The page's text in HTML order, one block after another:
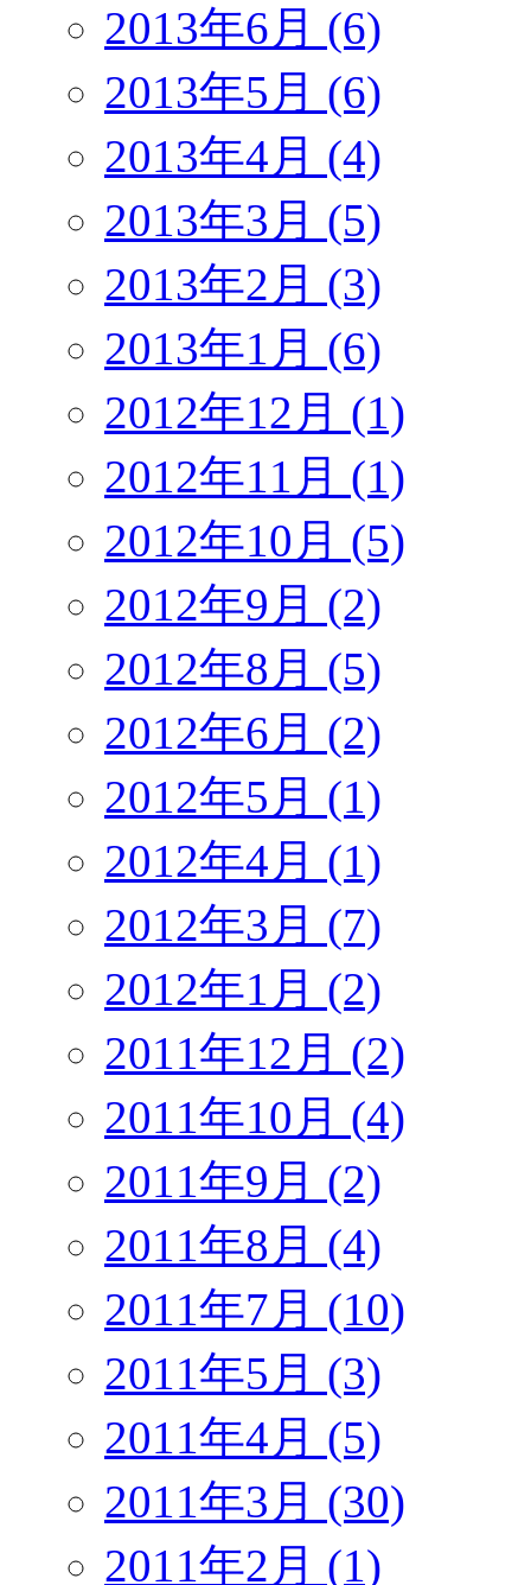
2013年6月 (6)
2013年5月 (6)
2013年4月 (4)
2013年3月 (5)
2013年2月 (3)
2013年1月 (6)
2012年12月 (1)
2012年11月 (1)
2012年10月 (5)
2012年9月 (2)
2012年8月 (5)
2012年6月 (2)
2012年5月 (1)
2012年4月 (1)
2012年3月 (7)
2012年1月 (2)
2011年12月 (2)
2011年10月 (4)
2011年9月 (2)
2011年8月 (4)
2011年7月 (10)
2011年5月 (3)
2011年4月 (5)
2011年3月 (30)
2011年2月 (1)